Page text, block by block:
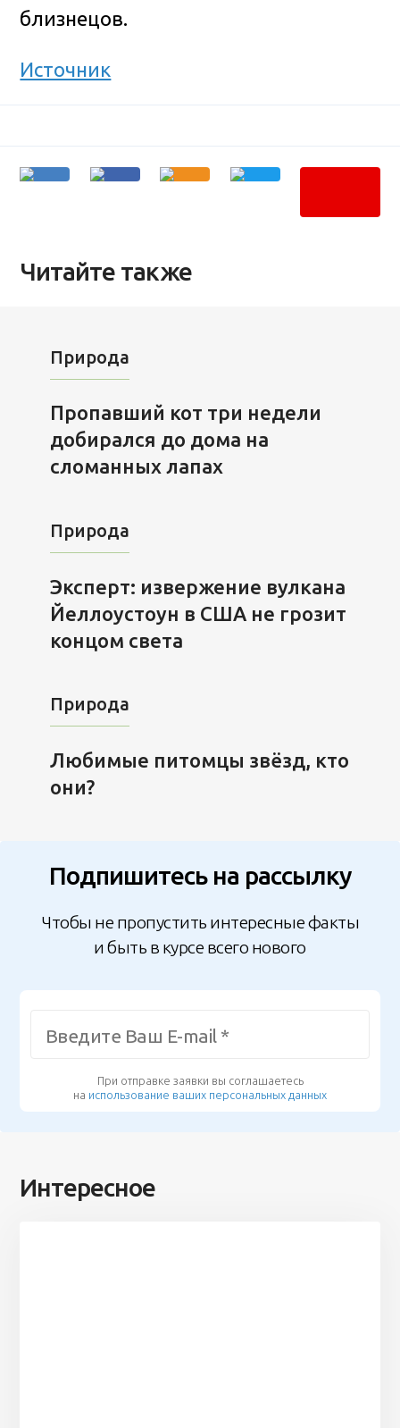
близнецов.
Источник
Читайте также
Природа
Пропавший кот три недели
добирался до дома на
сломанных лапах
Природа
Эксперт: извержение вулкана
Йеллоустоун в США не грозит
концом света
Природа
Любимые питомцы звёзд, кто
они?
Подпишитесь на рассылку
Чтобы не пропустить интересные факты
и быть в курсе всего нового
При отправке заявки вы соглашаетесь
на использование ваших персональных данных
Интересное